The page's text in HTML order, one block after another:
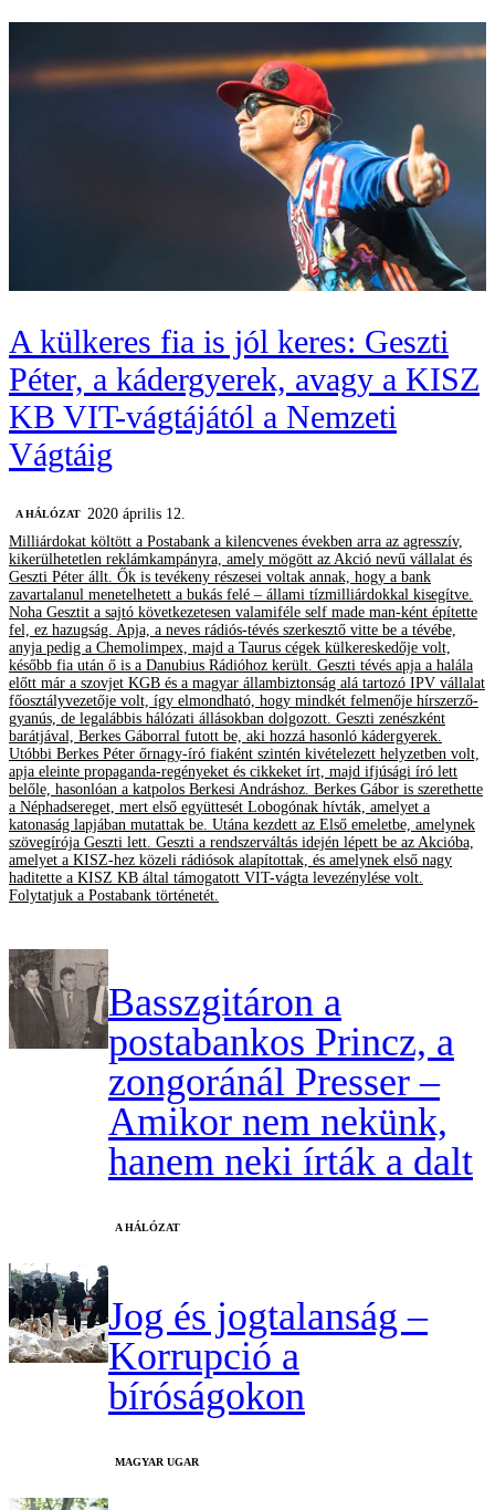
A külkeres fia is jól keres: Geszti
Péter, a kádergyerek, avagy a KISZ
KB VIT-vágtájától a Nemzeti
Vágtáig
A HÁLÓZAT 2020 április 12.
Milliárdokat költött a Postabank a kilencvenes években arra az agresszív,
kikerülhetetlen reklámkampányra, amely mögött az Akció nevű vállalat és
Geszti Péter állt. Ők is tevékeny részesei voltak annak, hogy a bank
zavartalanul menetelhetett a bukás felé – állami tízmilliárdokkal kisegítve.
Noha Gesztit a sajtó következetesen valamiféle self made man-ként építette
fel, ez hazugság. Apja, a neves rádiós-tévés szerkesztő vitte be a tévébe,
anyja pedig a Chemolimpex, majd a Taurus cégek külkereskedője volt,
később fia után ő is a Danubius Rádióhoz került. Geszti tévés apja a halála
előtt már a szovjet KGB és a magyar állambiztonság alá tartozó IPV vállalat
főosztályvezetője volt, így elmondható, hogy mindkét felmenője hírszerző-
gyanús, de legalábbis hálózati állásokban dolgozott. Geszti zenészként
barátjával, Berkes Gáborral futott be, aki hozzá hasonló kádergyerek.
Utóbbi Berkes Péter őrnagy-író fiaként szintén kivételezett helyzetben volt,
apja eleinte propaganda-regényeket és cikkeket írt, majd ifjúsági író lett
belőle, hasonlóan a katpolos Berkesi Andráshoz. Berkes Gábor is szerethette
a Néphadsereget, mert első együttesét Lobogónak hívták, amelyet a
katonaság lapjában mutattak be. Utána kezdett az Első emeletbe, amelynek
szövegírója Geszti lett. Geszti a rendszerváltás idején lépett be az Akcióba,
amelyet a KISZ-hez közeli rádiósok alapítottak, és amelynek első nagy
haditette a KISZ KB által támogatott VIT-vágta levezénylése volt.
Folytatjuk a Postabank történetét.
Basszgitáron a
postabankos Princz, a
zongoránál Presser –
Amikor nem nekünk,
hanem neki írták a dalt
A HÁLÓZAT
Jog és jogtalanság –
Korrupció a
bíróságokon
MAGYAR UGAR